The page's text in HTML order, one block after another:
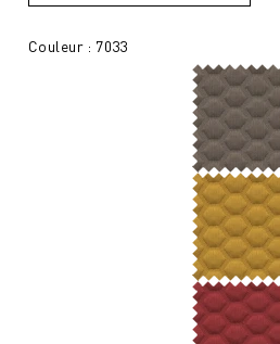
Couleur : 7033